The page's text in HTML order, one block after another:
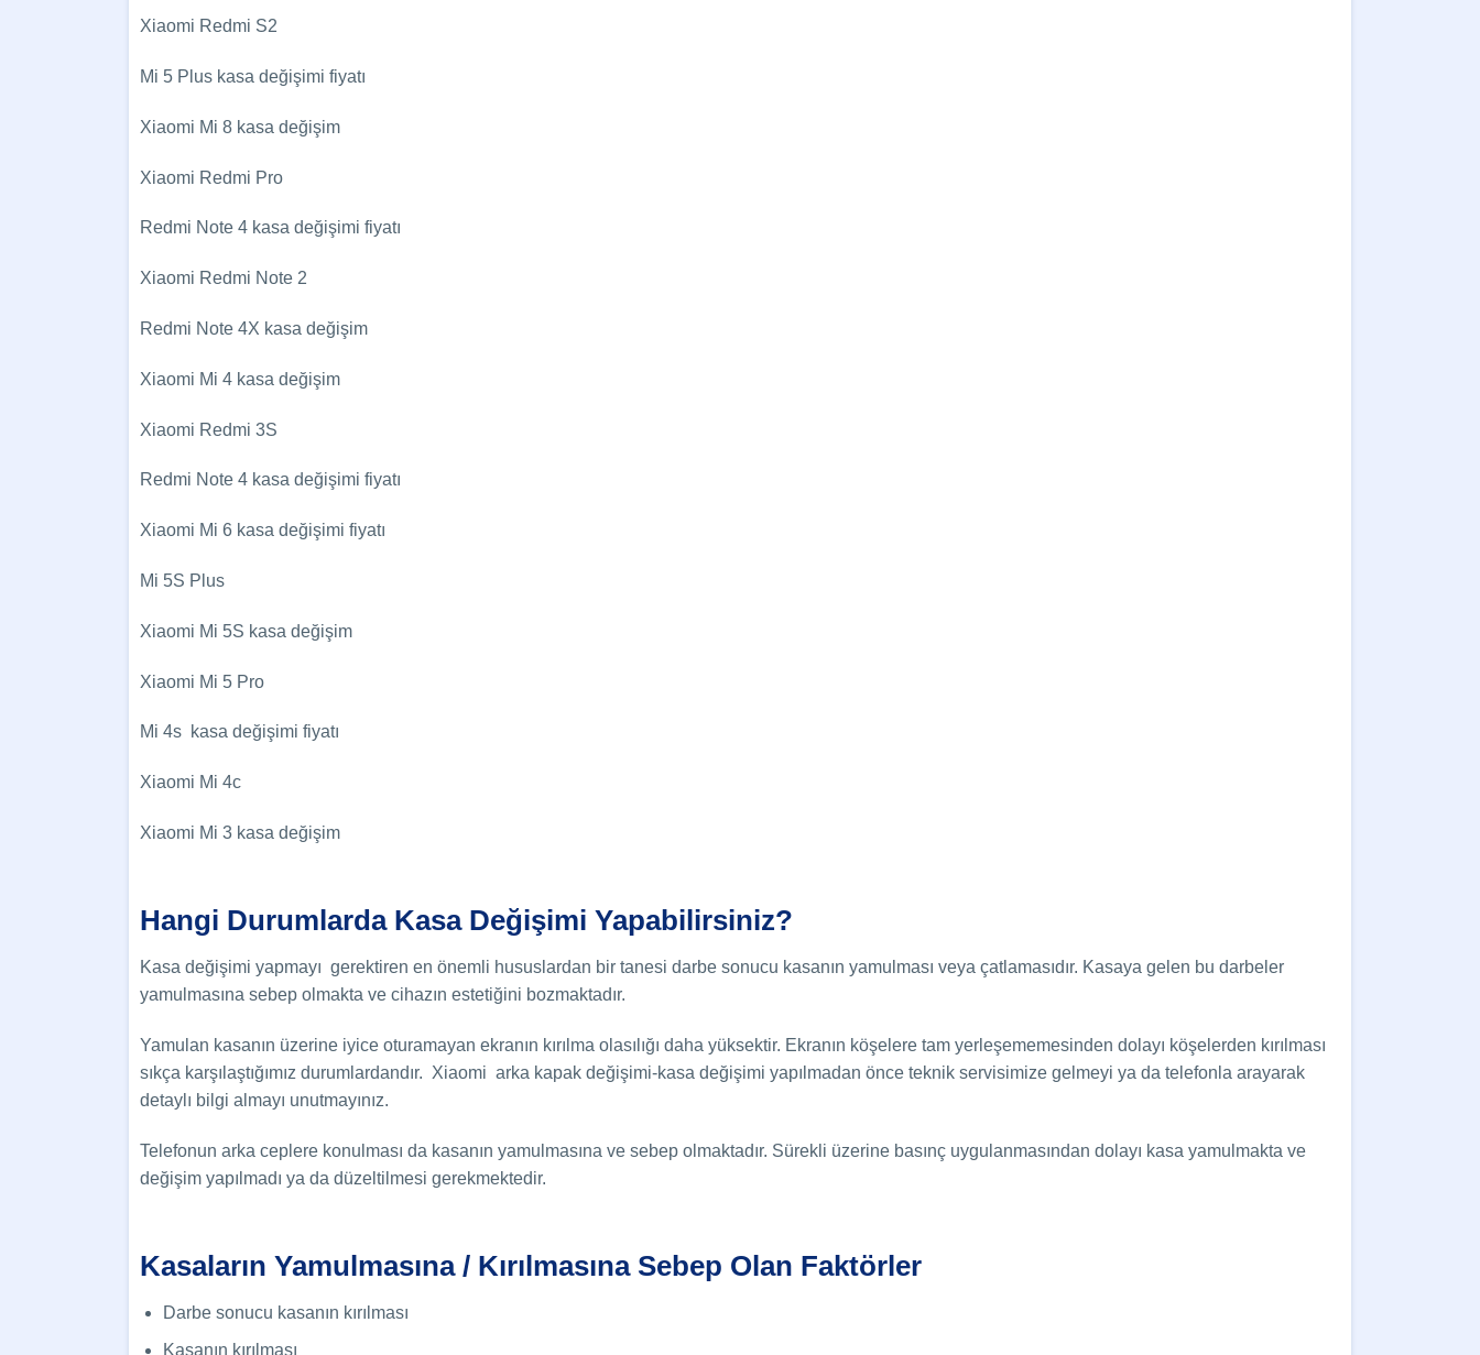
Xiaomi Redmi S2
Mi 5 Plus kasa değişimi fiyatı
Xiaomi Mi 8 kasa değişim
Xiaomi Redmi Pro
Redmi Note 4 kasa değişimi fiyatı
Xiaomi Redmi Note 2
Redmi Note 4X kasa değişim
Xiaomi Mi 4 kasa değişim
Xiaomi Redmi 3S
Redmi Note 4 kasa değişimi fiyatı
Xiaomi Mi 6 kasa değişimi fiyatı
Mi 5S Plus
Xiaomi Mi 5S kasa değişim
Xiaomi Mi 5 Pro
Mi 4s kasa değişimi fiyatı
Xiaomi Mi 4c
Xiaomi Mi 3 kasa değişim
Hangi Durumlarda Kasa Değişimi Yapabilirsiniz?
Kasa değişimi yapmayı gerektiren en önemli hususlardan bir tanesi darbe sonucu kasanın yamulması veya çatlamasıdır. Kasaya gelen bu darbeler
yamulmasına sebep olmakta ve cihazın estetiğini bozmaktadır.
Yamulan kasanın üzerine iyice oturamayan ekranın kırılma olasılığı daha yüksektir. Ekranın köşelere tam yerleşememesinden dolayı köşelerden kırılması
sıkça karşılaştığımız durumlardandır. Xiaomi arka kapak değişimi-kasa değişimi yapılmadan önce teknik servisimize gelmeyi ya da telefonla arayarak
detaylı bilgi almayı unutmayınız.
Telefonun arka ceplere konulması da kasanın yamulmasına ve sebep olmaktadır. Sürekli üzerine basınç uygulanmasından dolayı kasa yamulmakta ve
değişim yapılmadı ya da düzeltilmesi gerekmektedir.
Kasaların Yamulmasına / Kırılmasına Sebep Olan Faktörler
Darbe sonucu kasanın kırılması
Kasanın kırılması